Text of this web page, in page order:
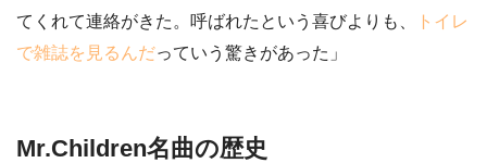
てくれて連絡がきた。呼ばれたという喜びよりも、
トイレ
で雑誌を見るんだっていう驚きがあった」
Mr.Children名曲の歴史